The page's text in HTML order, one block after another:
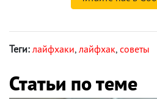
Теги: лайфхаки, лайфхак, советы
Статьи по теме